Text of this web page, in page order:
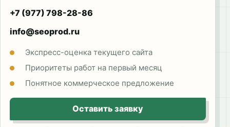
+7 (977) 798-28-86
info@seoprod.ru
Экспресс-оценка текущего сайта
Приоритеты работ на первый месяц
Понятное коммерческое предложение
Оставить заявку